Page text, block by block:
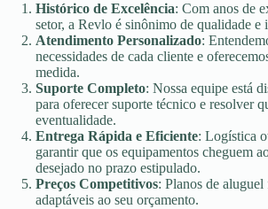
Histórico de Excelência: Com anos de
setor, a Revlo é sinônimo de qualidade e
Atendimento Personalizado:
necessidades de cada cliente e
medida.
Suporte Completo: Nossa equipe está
para oferecer suporte técnico e resolver
eventualidade.
Entrega Rápida e Eficiente: Logística
garantir que os equipamentos cheguem
desejado no prazo estipulado.
Preços Competitivos: Planos de
adaptáveis ao seu orçamento.